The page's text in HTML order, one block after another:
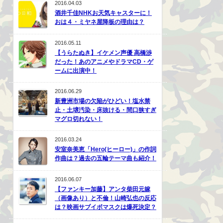
2016.04.03
酒井千佳NHKお天気キャスターに！
おは４・ミヤネ屋降板の理由は？
2016.05.11
【うらたぬき】イケメン声優 高橋渉
だった！あのアニメやドラマCD・ゲ
ームに出演中！
2016.06.29
新豊洲市場の欠陥がひどい！塩水禁
止・土壌汚染・床抜ける・間口狭すぎ
マグロ切れない！
2016.03.24
安室奈美恵「Hero(ヒーロー)」の作詞
作曲は？過去の五輪テーマ曲も紹介！
2016.06.07
【ファンキー加藤】アンタ柴田元嫁
（画像あり）と不倫！山崎弘也の反応
は？映画サブイボマスクは爆死決定？